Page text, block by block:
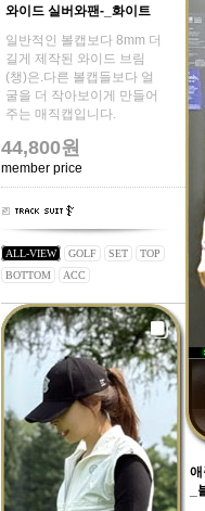
와이드 실버와팬-_화이트
일반적인 볼캡보다 8mm 더
길게 제작된 와이드 브림
(챙)은.다른 볼캡들보다 얼
굴을 더 작아보이게 만들어
주는 매직캡입니다.
44,800원
member price
ALL-VIEW GOLF SET
TOP
BOTTOM
ACC